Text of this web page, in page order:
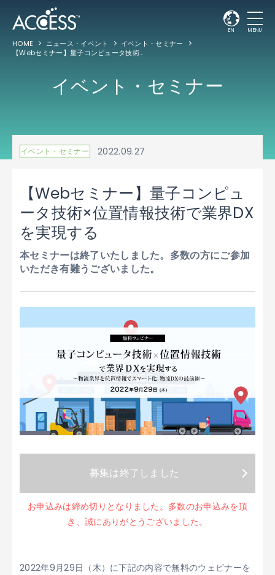
EN MENU
HOME ニュース・イベント
イベント・セミナー
【Webセミナー】量子コンピュータ技術×位置情報技術で業界DXを実現する
イベント・セミナー
イベント・セミナー 2022.09.27
【Webセミナー】量子コンピュ
ータ技術×位置情報技術で業界DX
を実現する
本セミナーは終了いたしました。多数の方にご参加
いただき有難うございました。
募集は終了しました
お申込みは締め切りとなりました。多数のお申込みを頂
き、誠にありがとうございました。
2022年9月29日（木）に下記の内容で無料のウェビナーを